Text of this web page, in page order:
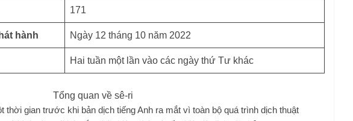
171
hành Ngày 12 tháng 10 năm 2022
Hai tuần một lần vào các ngày thứ Tư khác
Tổng quan về sê-ri
thời gian trước khi bản dịch tiếng Anh ra mắt vì toàn bộ quá trình dịch thuật